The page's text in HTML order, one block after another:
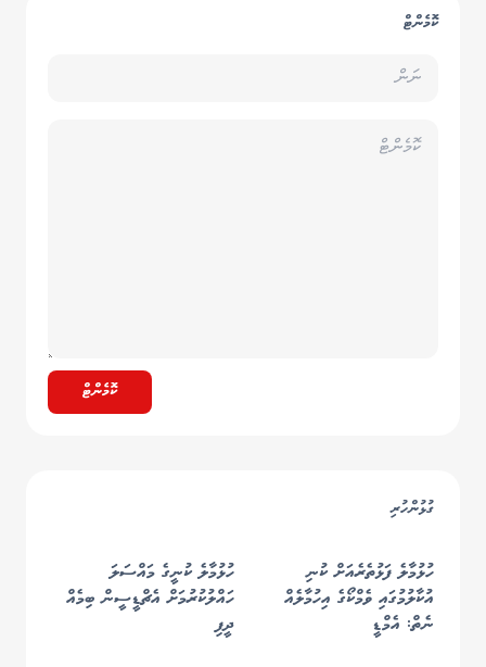
ކޮމެންޓް
ކޮމެންޓް
ގުޅުންހުރި
ހުޅުމާލެ ފަޅުތެރެއަށް ކުނި
އުކާލުމުގައި ވެމްކޯގެ އިހުމާލެއް
ނެތް: އެމްޑީ
ހުޅުމާލެ ކުނީގެ މައްސަލަ
ހައްލުކުރުމަށް އެޗްޑީސީން ބިމެއް
ދީފި